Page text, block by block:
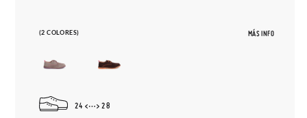
(2 COLORES) MÁS INFO
24 28